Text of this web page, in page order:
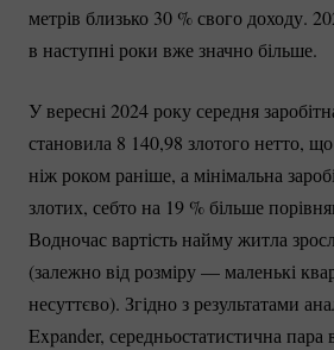
метрів близько 30 %свого доходу.
в наступні роки вже значно більше.
У вересні 2024 року середня
становила 8 140,98 злотого нетто,
ніж роком раніше, а мінімальна
злотих, себто на 19 % більше
Водночас вартість найму житла
(залежно від розміру — маленькі
несуттєво). Згідно з результатами
Expander, середньостатистична